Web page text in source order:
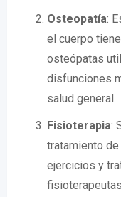
Osteopatía:
el cuerpo
osteópatas
disfunciones
salud general.
Fisioterapia:
tratamiento
ejercicios y